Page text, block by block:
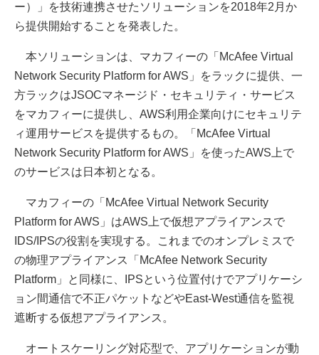
ー）」を技術連携させたソリューションを2018年2月か
ら提供開始することを発表した。
本ソリューションは、マカフィーの「McAfee Virtual
Network Security Platform for AWS」をラックに提供、一
方ラックはJSOCマネージド・セキュリティ・サービス
をマカフィーに提供し、AWS利用企業向けにセキュリテ
ィ運用サービスを提供するもの。「McAfee Virtual
Network Security Platform for AWS」を使ったAWS上で
のサービスは日本初となる。
マカフィーの「McAfee Virtual Network Security
Platform for AWS」はAWS上で仮想アプライアンスで
IDS/IPSの役割を実現する。これまでのオンプレミスで
の物理アプライアンス「McAfee Network Security
Platform」と同様に、IPSという位置付けでアプリケーシ
ョン間通信で不正パケットなどやEast-West通信を監視
遮断する仮想アプライアンス。
オートスケーリング対応型で、アプリケーションが動